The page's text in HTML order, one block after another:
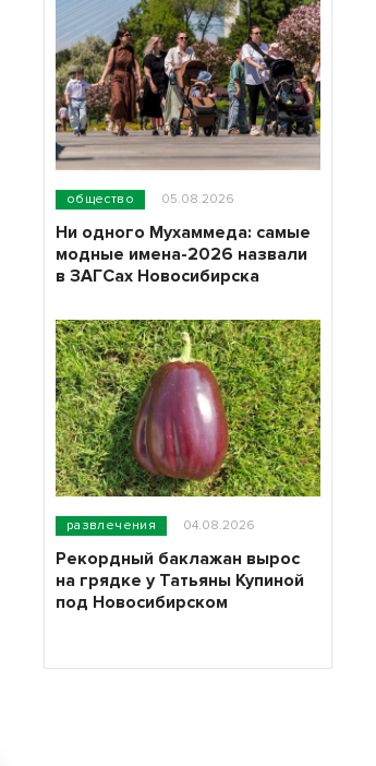
общество 05.08.2026
Ни одного Мухаммеда: самые
модные имена-2026 назвали
в ЗАГСах Новосибирска
развлечения 04.08.2026
Рекордный баклажан вырос
на грядке у Татьяны Купиной
под Новосибирском